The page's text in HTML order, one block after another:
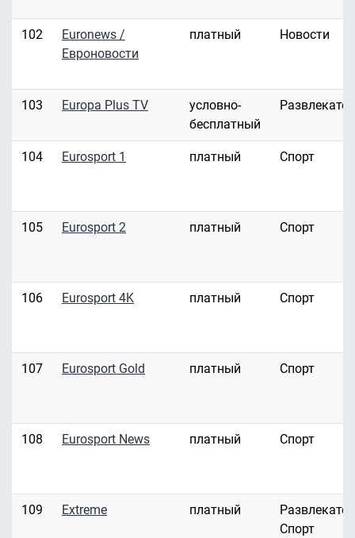
102
Euronews /
Евроновости
платный Новости
103 Europa Plus TV
условно-
бесплатный
104 Eurosport 1 платный Спорт
105 Eurosport 2 платный Спорт
106 Eurosport 4K платный Спорт
107 Eurosport Gold платный Спорт
108 Eurosport News платный Спорт
109 Extreme платный
Спорт